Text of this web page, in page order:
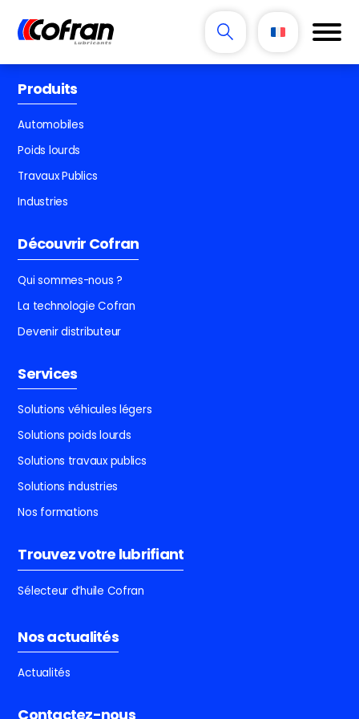
Produits
Automobiles
Poids lourds
Travaux Publics
Industries
Découvrir Cofran
Qui sommes-nous ?
La technologie Cofran
Devenir distributeur
Services
Solutions véhicules légers
Solutions poids lourds
Solutions travaux publics
Solutions industries
Nos formations
Trouvez votre lubrifiant
Sélecteur d’huile Cofran
Nos actualités
Actualités
Contactez-nous